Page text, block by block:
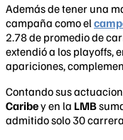
Además de tener una
campaña como el
2.78 de promedio de
extendió a los playoffs,
apariciones,
Contando sus
Caribey en la LMB
admitido solo 30